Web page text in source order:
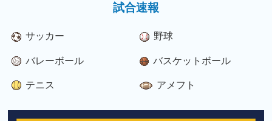
試合速報
サッカー 野球
バレーボール バスケットボール
テニス アメフト